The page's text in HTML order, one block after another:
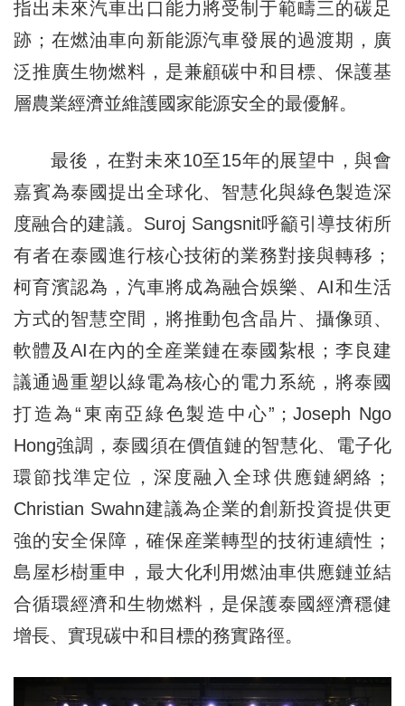
指出未來汽車出口能力將受制于範疇三的碳足
跡；在燃油車向新能源汽車發展的過渡期，廣
泛推廣生物燃料，是兼顧碳中和目標、保護基
層農業經濟並維護國家能源安全的最優解。
最後，在對未來10至15年的展望中，與會
嘉賓為泰國提出全球化、智慧化與綠色製造深
度融合的建議。Suroj Sangsnit呼籲引導技術所
有者在泰國進行核心技術的業務對接與轉移；
柯育濱認為，汽車將成為融合娛樂、AI和生活
方式的智慧空間，將推動包含晶片、攝像頭、
軟體及AI在內的全産業鏈在泰國紮根；李良建
議通過重塑以綠電為核心的電力系統，將泰國
打造為“東南亞綠色製造中心”；Joseph Ngo
Hong強調，泰國須在價值鏈的智慧化、電子化
環節找準定位，深度融入全球供應鏈網絡；
Christian Swahn建議為企業的創新投資提供更
強的安全保障，確保産業轉型的技術連續性；
島屋杉樹重申，最大化利用燃油車供應鏈並結
合循環經濟和生物燃料，是保護泰國經濟穩健
增長、實現碳中和目標的務實路徑。